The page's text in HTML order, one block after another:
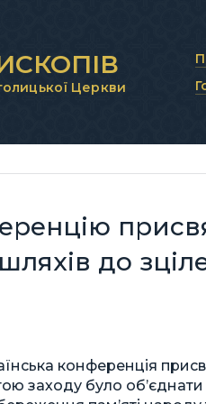
Церкви
до
конференція
заходу було